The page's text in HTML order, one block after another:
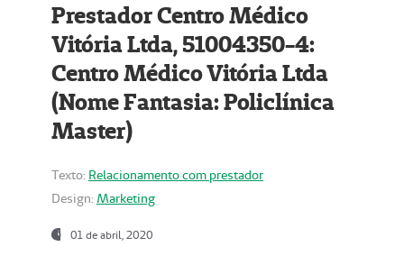
Prestador Centro Médico
Vitória Ltda, 51004350-4:
Centro Médico Vitória Ltda
(Nome Fantasia: Policlínica
Master)
Texto: Relacionamento com prestador
Design: Marketing
01 de abril, 2020